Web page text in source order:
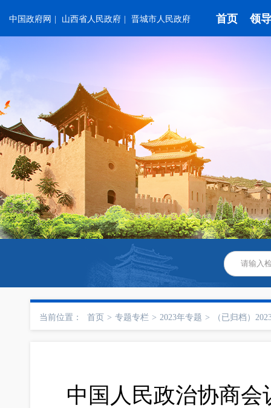
中国政府网 山西省人民政府 晋城市人民政府 首页 领
当前位置： 首页 > 专题专栏 > 2023年专题 > （已归档）
中国人民政治协商